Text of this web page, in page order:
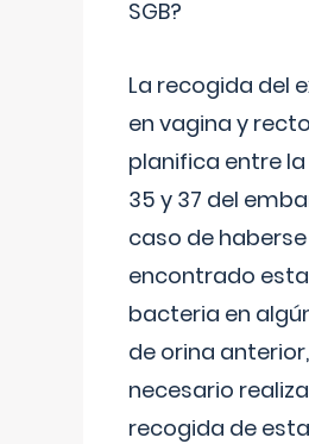
SGB?
La recogida del
en vagina y
planifica entre
35 y 37 del
caso de haberse
encontrado esta
bacteria en
de orina
necesario
recogida de esta